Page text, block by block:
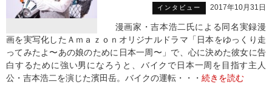
インタビュー 2017年10月31日
漫画家・吉本浩二氏による同名実録漫
画を実写化したＡｍａｚｏｎオリジナルドラマ「日本をゆっくり走
ってみたよ〜あの娘のために日本一周〜」で、心に決めた彼女に告
白するために強い男になろうと、バイクで日本一周を目指す主人
公・吉本浩二を演じた濱田岳。バイクの運転・・・ 続きを読む